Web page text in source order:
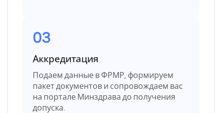
03
Аккредитация
Подаем данные в ФРМР, формируем
пакет документов и сопровождаем вас
на портале Минздрава до получения
допуска.